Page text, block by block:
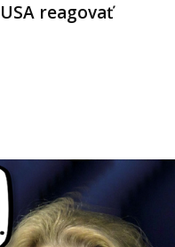
reagovať